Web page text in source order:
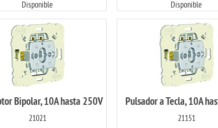
Disponible Disponible
Bipolar, 10A hasta 250V
21021
Pulsador a Tecla, 10A
21151